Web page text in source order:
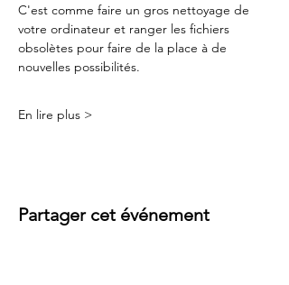
C'est comme faire un gros nettoyage de
votre ordinateur et ranger les fichiers
obsolètes pour faire de la place à de
nouvelles possibilités.
En lire plus >
Partager cet événement